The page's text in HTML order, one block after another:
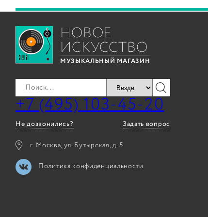
НОВОЕ
ИСКУССТВО
МУЗЫКАЛЬНЫЙ МАГАЗИН
+7 (495) 103-45-20
Не дозвонились? Задать вопрос
г. Москва, ул. Бутырская, д. 5.
Политика конфиденциальности